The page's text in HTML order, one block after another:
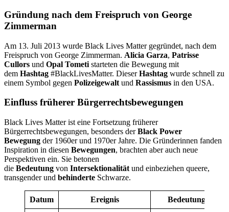
Gründung nach dem Freispruch von George
Zimmerman
Am 13. Juli 2013 wurde Black Lives Matter gegründet, nach dem
Freispruch von George Zimmerman. Alicia Garza, Patrisse
Cullors und Opal Tometi starteten die Bewegung mit
dem Hashtag #BlackLivesMatter. DieserHashtag wurde schnell zu
einem Symbol gegen Polizeigewalt und Rassismus in den USA.
Einfluss früherer Bürgerrechtsbewegungen
Black Lives Matter ist eine Fortsetzung früherer
Bürgerrechtsbewegungen, besonders derBlack Power
Bewegung der 1960er und 1970er Jahre. Die Gründerinnen fanden
Inspiration in diesen Bewegungen, brachten aber auch neue
Perspektiven ein. Sie betonen
die Bedeutung von Intersektionalität und einbeziehen queere,
transgender und behinderte Schwarze.
Datum Ereignis Bedeutung